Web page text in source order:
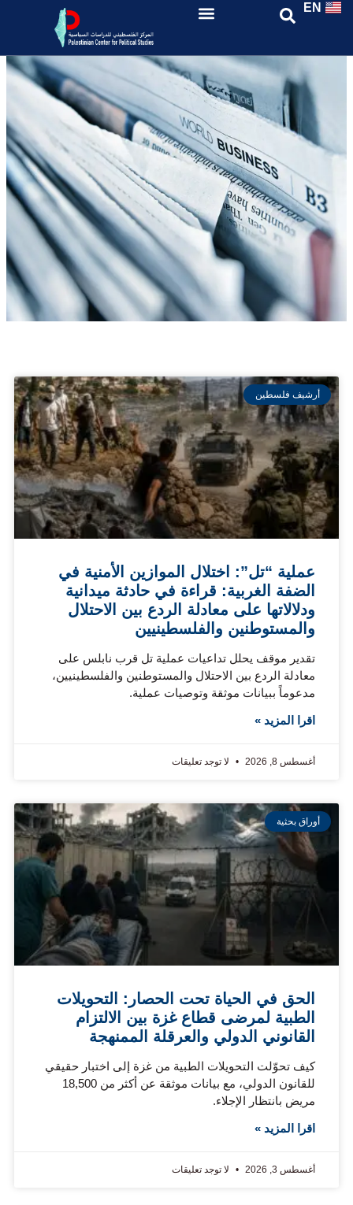
EN
PCPS
أرشيف فلسطين
عملية “تل”: اختلال الموازين الأمنية في
الضفة الغربية: قراءة في حادثة ميدانية
ودلالاتها على معادلة الردع بين الاحتلال
والمستوطنين والفلسطينيين
تقدير موقف يحلل تداعيات عملية تل قرب نابلس على
معادلة الردع بين الاحتلال والمستوطنين والفلسطينيين،
مدعوماً ببيانات موثقة وتوصيات عملية.
اقرا المزيد »
أغسطس 8, 2026 لا توجد تعليقات
أوراق بحثية
الحق في الحياة تحت الحصار: التحويلات
الطبية لمرضى قطاع غزة بين الالتزام
القانوني الدولي والعرقلة الممنهجة
كيف تحوّلت التحويلات الطبية من غزة إلى اختبار حقيقي
للقانون الدولي، مع بيانات موثقة عن أكثر من 18,500
مريض بانتظار الإجلاء.
اقرا المزيد »
أغسطس 3, 2026 لا توجد تعليقات